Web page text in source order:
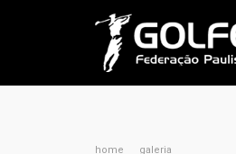
home galeria